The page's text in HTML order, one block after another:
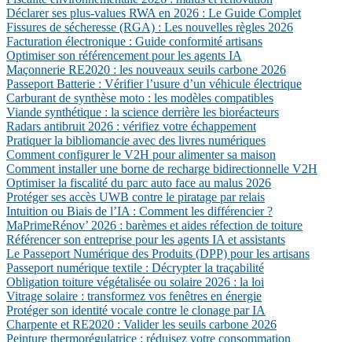
Déclarer ses plus-values RWA en 2026 : Le Guide Complet
Fissures de sécheresse (RGA) : Les nouvelles règles 2026
Facturation électronique : Guide conformité artisans
Optimiser son référencement pour les agents IA
Maçonnerie RE2020 : les nouveaux seuils carbone 2026
Passeport Batterie : Vérifier l’usure d’un véhicule électrique
Carburant de synthèse moto : les modèles compatibles
Viande synthétique : la science derrière les bioréacteurs
Radars antibruit 2026 : vérifiez votre échappement
Pratiquer la bibliomancie avec des livres numériques
Comment configurer le V2H pour alimenter sa maison
Comment installer une borne de recharge bidirectionnelle V2H
Optimiser la fiscalité du parc auto face au malus 2026
Protéger ses accès UWB contre le piratage par relais
Intuition ou Biais de l’IA : Comment les différencier ?
MaPrimeRénov’ 2026 : barèmes et aides réfection de toiture
Référencer son entreprise pour les agents IA et assistants
Le Passeport Numérique des Produits (DPP) pour les artisans
Passeport numérique textile : Décrypter la traçabilité
Obligation toiture végétalisée ou solaire 2026 : la loi
Vitrage solaire : transformez vos fenêtres en énergie
Protéger son identité vocale contre le clonage par IA
Charpente et RE2020 : Valider les seuils carbone 2026
Peinture thermorégulatrice : réduisez votre consommation